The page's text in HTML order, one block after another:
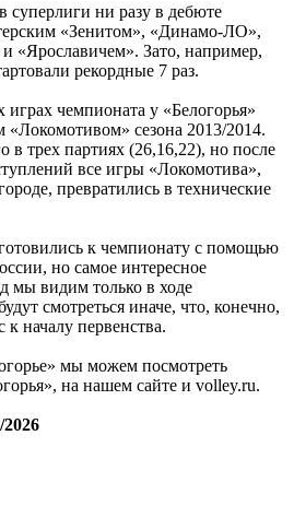
ни разу в дебюте
«Зенитом», «Динамо-ЛО»,
«Ярославичем». Зато, например,
рекордные 7 раз.
чемпионата у «Белогорья»
«Локомотивом» сезона 2013/2014.
в трех партиях (26,16,22), но после
все игры «Локомотива»,
превратились в технические
к чемпионату с помощью
но самое интересное
мы видим только в ходе
смотреться иначе, что, конечно,
началу первенства.
мы можем посмотреть
на нашем сайте и volley.ru.